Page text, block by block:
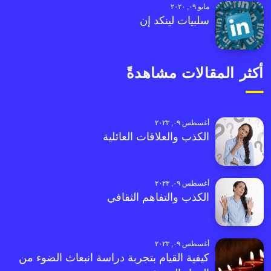
مايو ٠٩, ٢٠٢٠
سلبيات لينكد إن
أكثر المقالات مشاهدةً
أغسطس ٠٩, ٢٠٢٣
الكذب والعلاقات العائلية
أغسطس ٠٩, ٢٠٢٣
الكذب والتفاهم الثقافي
أغسطس ٠٩, ٢٠٢٣
كيفية القيام بتجربة دراسة انبعاث الضوء من